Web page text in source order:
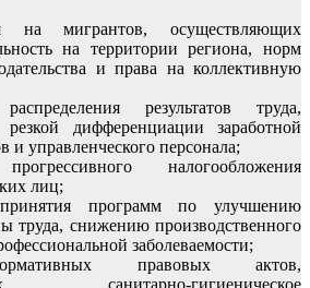
на мигрантов, осуществляющих
на территории региона, норм
и права на коллективную
результатов труда,
резкой дифференциации заработной
и управленческого персонала;
налогообложения
лиц;
программ по улучшению
труда, снижению производственного
заболеваемости;
правовых актов,
санитарно-гигиеническое